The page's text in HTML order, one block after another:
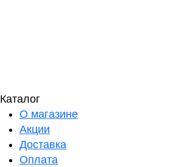
Каталог
О магазине
Акции
Доставка
Оплата